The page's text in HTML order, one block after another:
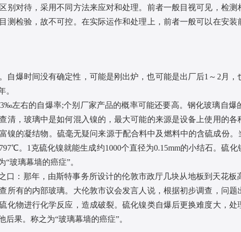
对待，采用不同方法来应对和处理。前者一般目视可见，检测
测检验，故不可控。在实际运作和处理上，前者一般可以在安
爆时间没有确定性，可能是刚出炉，也可能是出厂后1～2月，
。
右的自爆率;个别厂家产品的概率可能还要高。钢化玻璃自爆
清，玻璃中是如何混入镍的，最大可能的来源是设备上使用的
镍的凝结物。硫毫无疑问来源于配合料中及燃料中的含硫成份
。1克硫化镍就能生成约1000个直径为0.15mm的小结石。硫
玻璃幕墙的癌症”。
：那年，由斯特事务所设计的伦敦市政厅几块从地板到天花板
所有的内部玻璃。大伦敦市议会发言人说，根据初步调查，问
化物进行化学反应，造成破裂。硫化镍类自爆后更换难度大，
果。称之为“玻璃幕墙的癌症”。